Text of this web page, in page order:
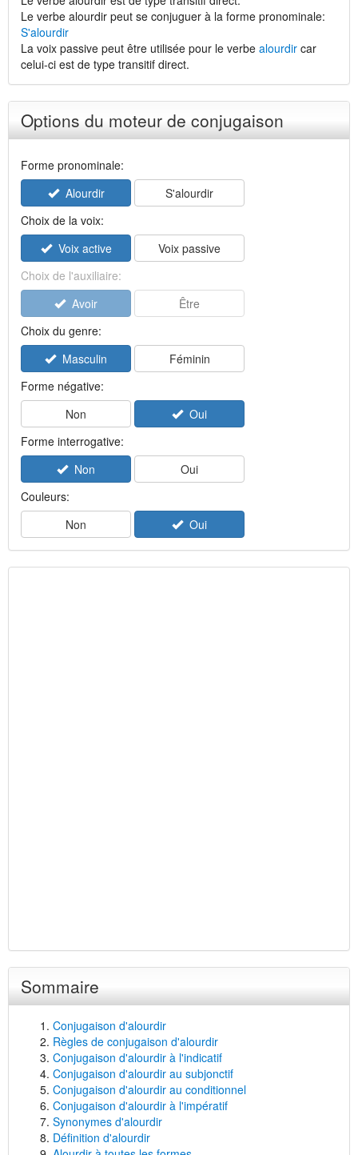
Le verbe alourdir peut se conjuguer à la forme pronominale:
S'alourdir
La voix passive peut être utilisée pour le verbe alourdir car
celui-ci est de type transitif direct.
Options du moteur de conjugaison
Forme pronominale:
Alourdir
S'alourdir
Choix de la voix:
Voix active
Voix passive
Choix de l'auxiliaire:
Avoir
Être
Choix du genre:
Masculin
Féminin
Forme négative:
Non
Oui
Forme interrogative:
Non
Oui
Couleurs:
Non
Oui
Sommaire
Conjugaison d'alourdir
Règles de conjugaison d'alourdir
Conjugaison d'alourdir à l'indicatif
Conjugaison d'alourdir au subjonctif
Conjugaison d'alourdir au conditionnel
Conjugaison d'alourdir à l'impératif
Synonymes d'alourdir
Définition d'alourdir